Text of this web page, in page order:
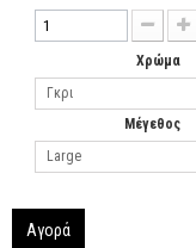
Χρώμα
Γκρι
Μέγεθος
Large
Αγορά